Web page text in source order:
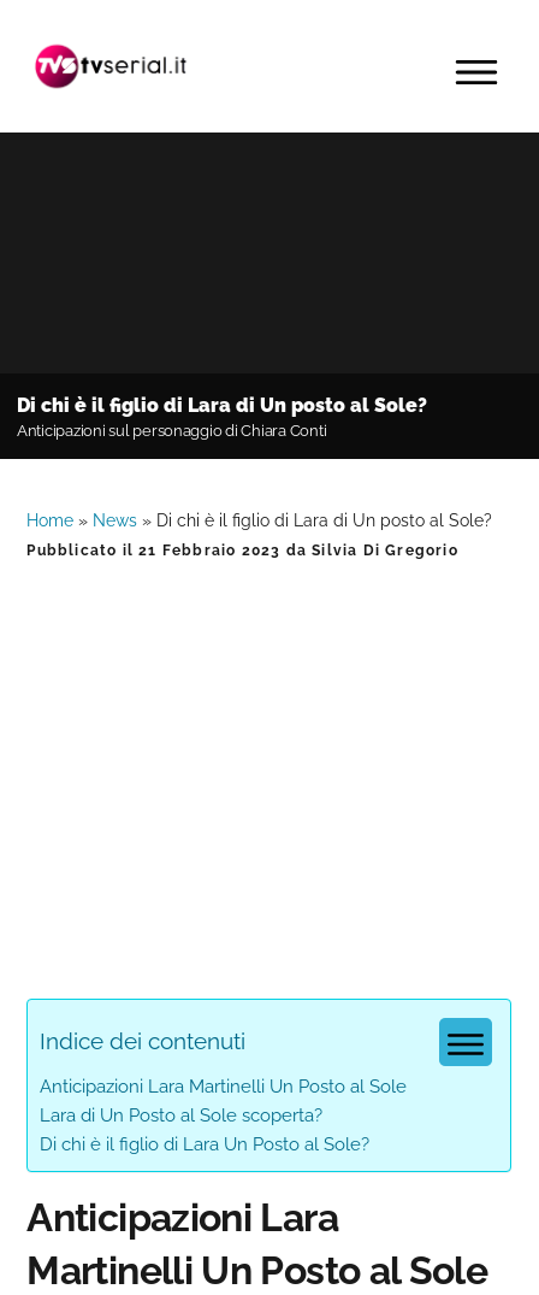
navigazione
contenuto
barra
primaria
MENU
Di chi è il figlio di Lara di Un posto al Sole?
Anticipazioni sul personaggio di Chiara Conti
Home » News » Di chi è il figlio di Lara di Un posto al Sole?
Pubblicato il21 Febbraio 2023 daSilvia Di Gregorio
Indice dei contenuti
Anticipazioni Lara Martinelli Un Posto al Sole
Lara di Un Posto al Sole scoperta?
Di chi è il figlio di Lara Un Posto al Sole?
Anticipazioni Lara
Martinelli Un Posto al Sole